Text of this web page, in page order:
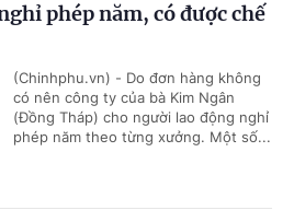
phép năm, có được chế
(Chinhphu.vn) - Do đơn hàng không
có nên công ty của bà Kim Ngân
(Đồng Tháp) cho người lao động nghỉ
phép năm theo từng xưởng. Một số...